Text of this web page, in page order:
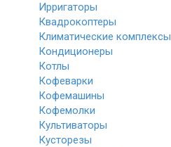
Ирригаторы
Квадрокоптеры
Климатические комплексы
Кондиционеры
Котлы
Кофеварки
Кофемашины
Кофемолки
Культиваторы
Кусторезы